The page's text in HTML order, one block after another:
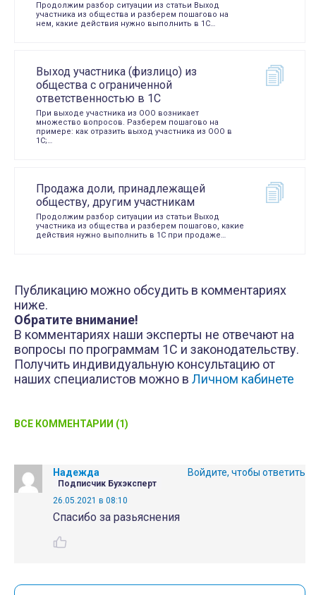
Продолжим разбор ситуации из статьи Выход
участника из общества и разберем пошагово на
нем, какие действия нужно выполнить в 1С…
Выход участника (физлицо) из
общества с ограниченной
ответственностью в 1С
При выходе участника из ООО возникает
множество вопросов. Разберем пошагово на
примере: как отразить выход участника из ООО в
1С;…
Продажа доли, принадлежащей
обществу, другим участникам
Продолжим разбор ситуации из статьи Выход
участника из общества и разберем пошагово, какие
действия нужно выполнить в 1С при продаже…
Публикацию можно обсудить в комментариях
ниже.
Обратите внимание!
В комментариях наши эксперты не отвечают на
вопросы по программам 1С и законодательству.
Получить индивидуальную консультацию от
наших специалистов можно в Личном кабинете
ВСЕ КОММЕНТАРИИ (1)
Надежда
Подписчик Бухэксперт
26.05.2021 в 08:10
Спасибо за разьяснения
Войдите, чтобы ответить